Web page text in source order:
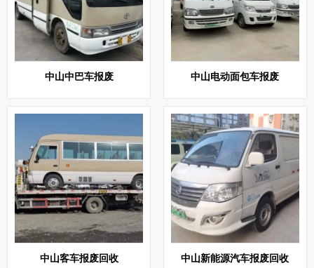
中山中巴车报废 中山电动面包车报废
中山客车报废回收 中山新能源汽车报废回收